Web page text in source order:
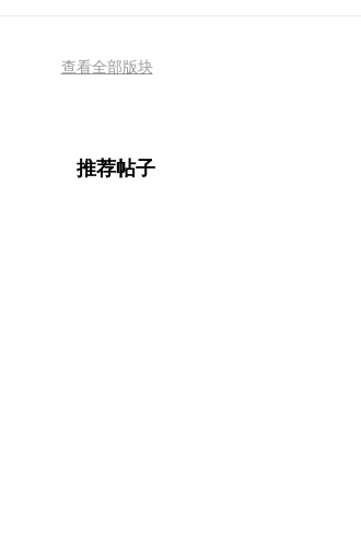
查看全部版块
推荐帖子